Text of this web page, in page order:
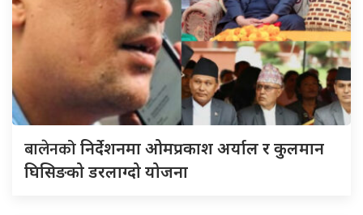
बालेनकोनिर्देशनमा ओमप्रकाश अर्याल र कुलमान
घिसिङको डरलाग्दो योजना